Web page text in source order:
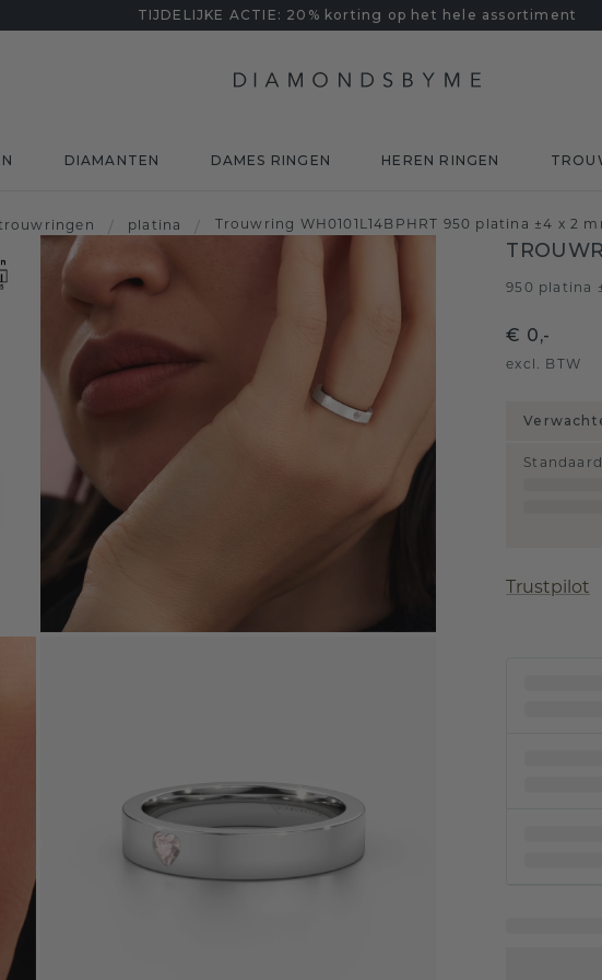
TIJDELIJKE ACTIE: 20% korting op het hele assortiment
DIAMANTEN DAMES RINGEN HEREN RINGEN
/ platina / Trouwring WH0101L14BPHRT 950 platina ±4 x 2
950 platina
€ 0,-
excl. BTW
Standaard
Trustpilot